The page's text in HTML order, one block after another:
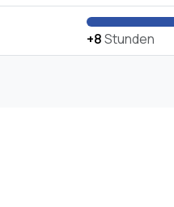
+8Stunden